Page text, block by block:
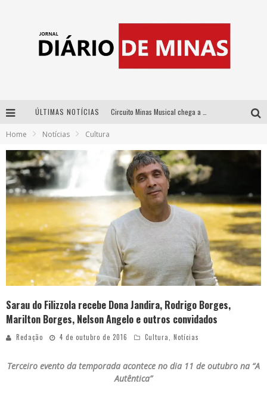
ÚLTIMAS NOTÍCIAS
Yan traz a turnê nacional do PagodYANdo para Belo Horizonte
Home Notícias Cultura
Sarau do Filizzola recebe Dona Jandira, Rodrigo Borges,
Marilton Borges, Nelson Angelo e outros convidados
Redação 4 de outubro de 2016 Cultura, Notícias
Terceiro evento da temporada acontece no dia 11 de outubro na “A
Autêntica”